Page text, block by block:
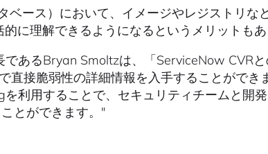
ベース）において、イメージやレジストリな
に理解できるようになるというメリットもあ
あるBryan Smoltzは、「ServiceNow CVRと
直接脆弱性の詳細情報を入手することができ
利用することで、セキュリティチームと開
とができます。"